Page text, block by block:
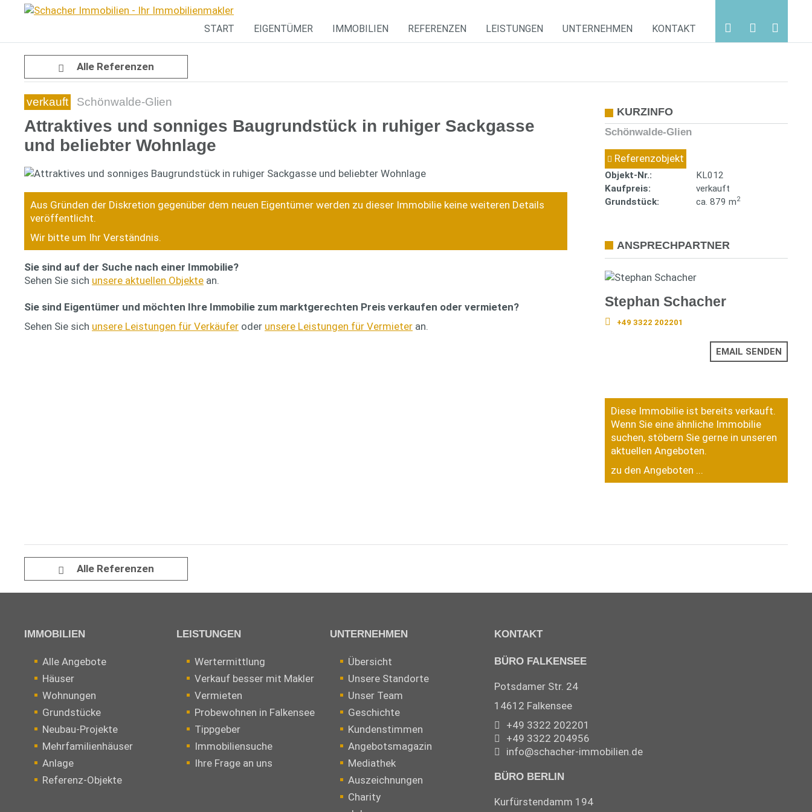
START EIGENTÜMER IMMOBILIEN REFERENZEN LEISTUNGEN UNTERNEHMEN KONTAKT
Alle Referenzen
verkauft Schönwalde-Glien
Attraktives und sonniges Baugrundstück in ruhiger Sackgasse
und beliebter Wohnlage
Aus Gründen der Diskretion gegenüber dem neuen Eigentümer werden zu dieser Immobilie keine weiteren Details
veröffentlicht.
Wir bitte um Ihr Verständnis.
Sie sind auf der Suche nach einer Immobilie?
Sehen Sie sich unsere aktuellen Objekte an.
Sie sind Eigentümer und möchten Ihre Immobilie zum marktgerechten Preis verkaufen oder vermieten?
Sehen Sie sich unsere Leistungen für Verkäufer oder unsere Leistungen für Vermieter an.
KURZINFO
Schönwalde-Glien
Referenzobjekt
Objekt-Nr.:
KL012
Kaufpreis:
verkauft
Grundstück:
ca. 879 m2
ANSPRECHPARTNER
Stephan Schacher
+49 3322 202201
EMAIL SENDEN
Diese Immobilie ist bereits verkauft.
Wenn Sie eine ähnliche Immobilie
suchen, stöbern Sie gerne in unseren
aktuellen Angeboten.
zu den Angeboten ...
Alle Referenzen
IMMOBILIEN
Alle Angebote
Häuser
Wohnungen
Grundstücke
Neubau-Projekte
Mehrfamilienhäuser
Anlage
Referenz-Objekte
LEISTUNGEN
Wertermittlung
Verkauf besser mit Makler
Vermieten
Probewohnen in Falkensee
Tippgeber
Immobiliensuche
Ihre Frage an uns
UNTERNEHMEN
Übersicht
Unsere Standorte
Unser Team
Geschichte
Kundenstimmen
Angebotsmagazin
Mediathek
Auszeichnungen
Charity
KONTAKT
BÜRO FALKENSEE
Potsdamer Str. 24
14612 Falkensee
+49 3322 202201
+49 3322 204956
info@schacher-immobilien.de
BÜRO BERLIN
Kurfürstendamm 194